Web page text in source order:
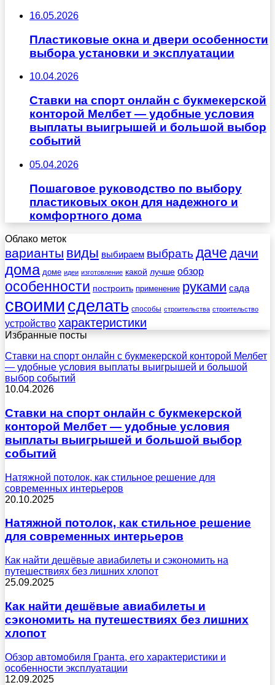
16.05.2026
Пластиковые окна и двери особенности
выбора установки и эксплуатации
10.04.2026
Ставки на спорт онлайн с букмекерской
конторой Мелбет — удобные условия
выплаты выигрышей и большой выбор
событий
05.04.2026
Пошаговое руководство по выбору
пластиковых окон для надежного и
комфортного дома
Облако меток
варианты виды выбираем выбрать даче дачи
дома доме идеи изготовление какой лучше обзор
особенности построить применение руками сада
своими сделать способы строительства строительство
устройство характеристики
Избранные посты
Ставки на спорт онлайн с букмекерской конторой Мелбет
— удобные условия выплаты выигрышей и большой
выбор событий
10.04.2026
Ставки на спорт онлайн с букмекерской
конторой Мелбет — удобные условия
выплаты выигрышей и большой выбор
событий
Натяжной потолок, как стильное решение для
современных интерьеров
20.10.2025
Натяжной потолок, как стильное решение
для современных интерьеров
Как найти дешёвые авиабилеты и сэкономить на
путешествиях без лишних хлопот
25.09.2025
Как найти дешёвые авиабилеты и
сэкономить на путешествиях без лишних
хлопот
Обзор автомобиля Гранта, его характеристики и
особенности эксплуатации
12.09.2025